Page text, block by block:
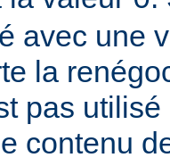
avec une
la
pas
contenu